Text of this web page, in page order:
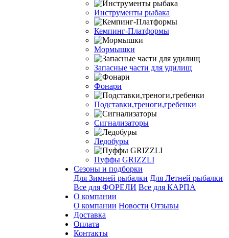
Инструменты рыбака
Кемпинг-Платформы
Мормышки
Запасные части для удилищ
Фонари
Подставки,треноги,гребенки
Сигнализаторы
Ледобуры
Пуффы GRIZZLI
Сезоны и подборки
Для Зимней рыбалки Для Летней рыбалки
Все для ФОРЕЛИ Все для КАРПА
О компании
О компании Новости Отзывы
Доставка
Оплата
Контакты